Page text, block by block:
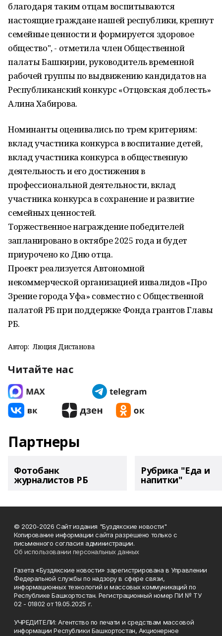
благодаря таким отцам воспитываются
настоящие граждане нашей республики, крепнут
семейные ценности и формируется здоровое
общество", - отметила член Общественной
палаты Башкирии, руководитель временной
рабочей группы по выдвижению кандидатов на
Республиканский конкурс «Отцовская доблесть»
Алина Хабирова.
Номинанты оценивались по трем критериям:
вклад участника конкурса в воспитание детей,
вклад участника конкурса в общественную
деятельность и его достижения в
профессиональной деятельности, вклад
участника конкурса в сохранение и развитие
семейных ценностей.
Торжественное награждение победителей
запланировано в октябре 2025 года и будет
приурочено ко Дню отца.
Проект реализуется Автономной
некоммерческой организацией инвалидов «Про
Зрение города Уфа» совместно с Общественной
палатой РБ при поддержке Фонда грантов Главы
РБ.
Автор: Люция Дистанова
Читайте нас
Партнеры
Фотобанк
журналистов РБ
Рубрика "Еда и
напитки"
© 2020-2026 Сайт издания "Буздякские новости"
Копирование информации сайта разрешено только с
письменного согласия администрации.
Об использовании персональных данных
Газета «Буздякские новости» зарегистрирована в Управлении
Федеральной службы по надзору в сфере связи,
информационных технологий и массовых коммуникаций по
Республике Башкортостан. Регистрационный номер ПИ № ТУ
02 - 01802 от 19.05.2025 г.
УЧРЕДИТЕЛИ: Агентство по печати и средствам массовой
информации Республики Башкортостан, Акционерное